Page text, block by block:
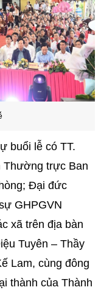
buổi lễ có TT.
Thường trực Ban
Đại đức
GHPGVN
xã trên địa bàn
Tuyên – Thầy
Lam, cùng đông
thành của Thành